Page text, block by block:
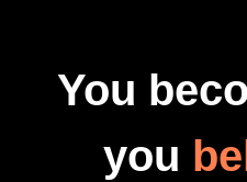
You
you